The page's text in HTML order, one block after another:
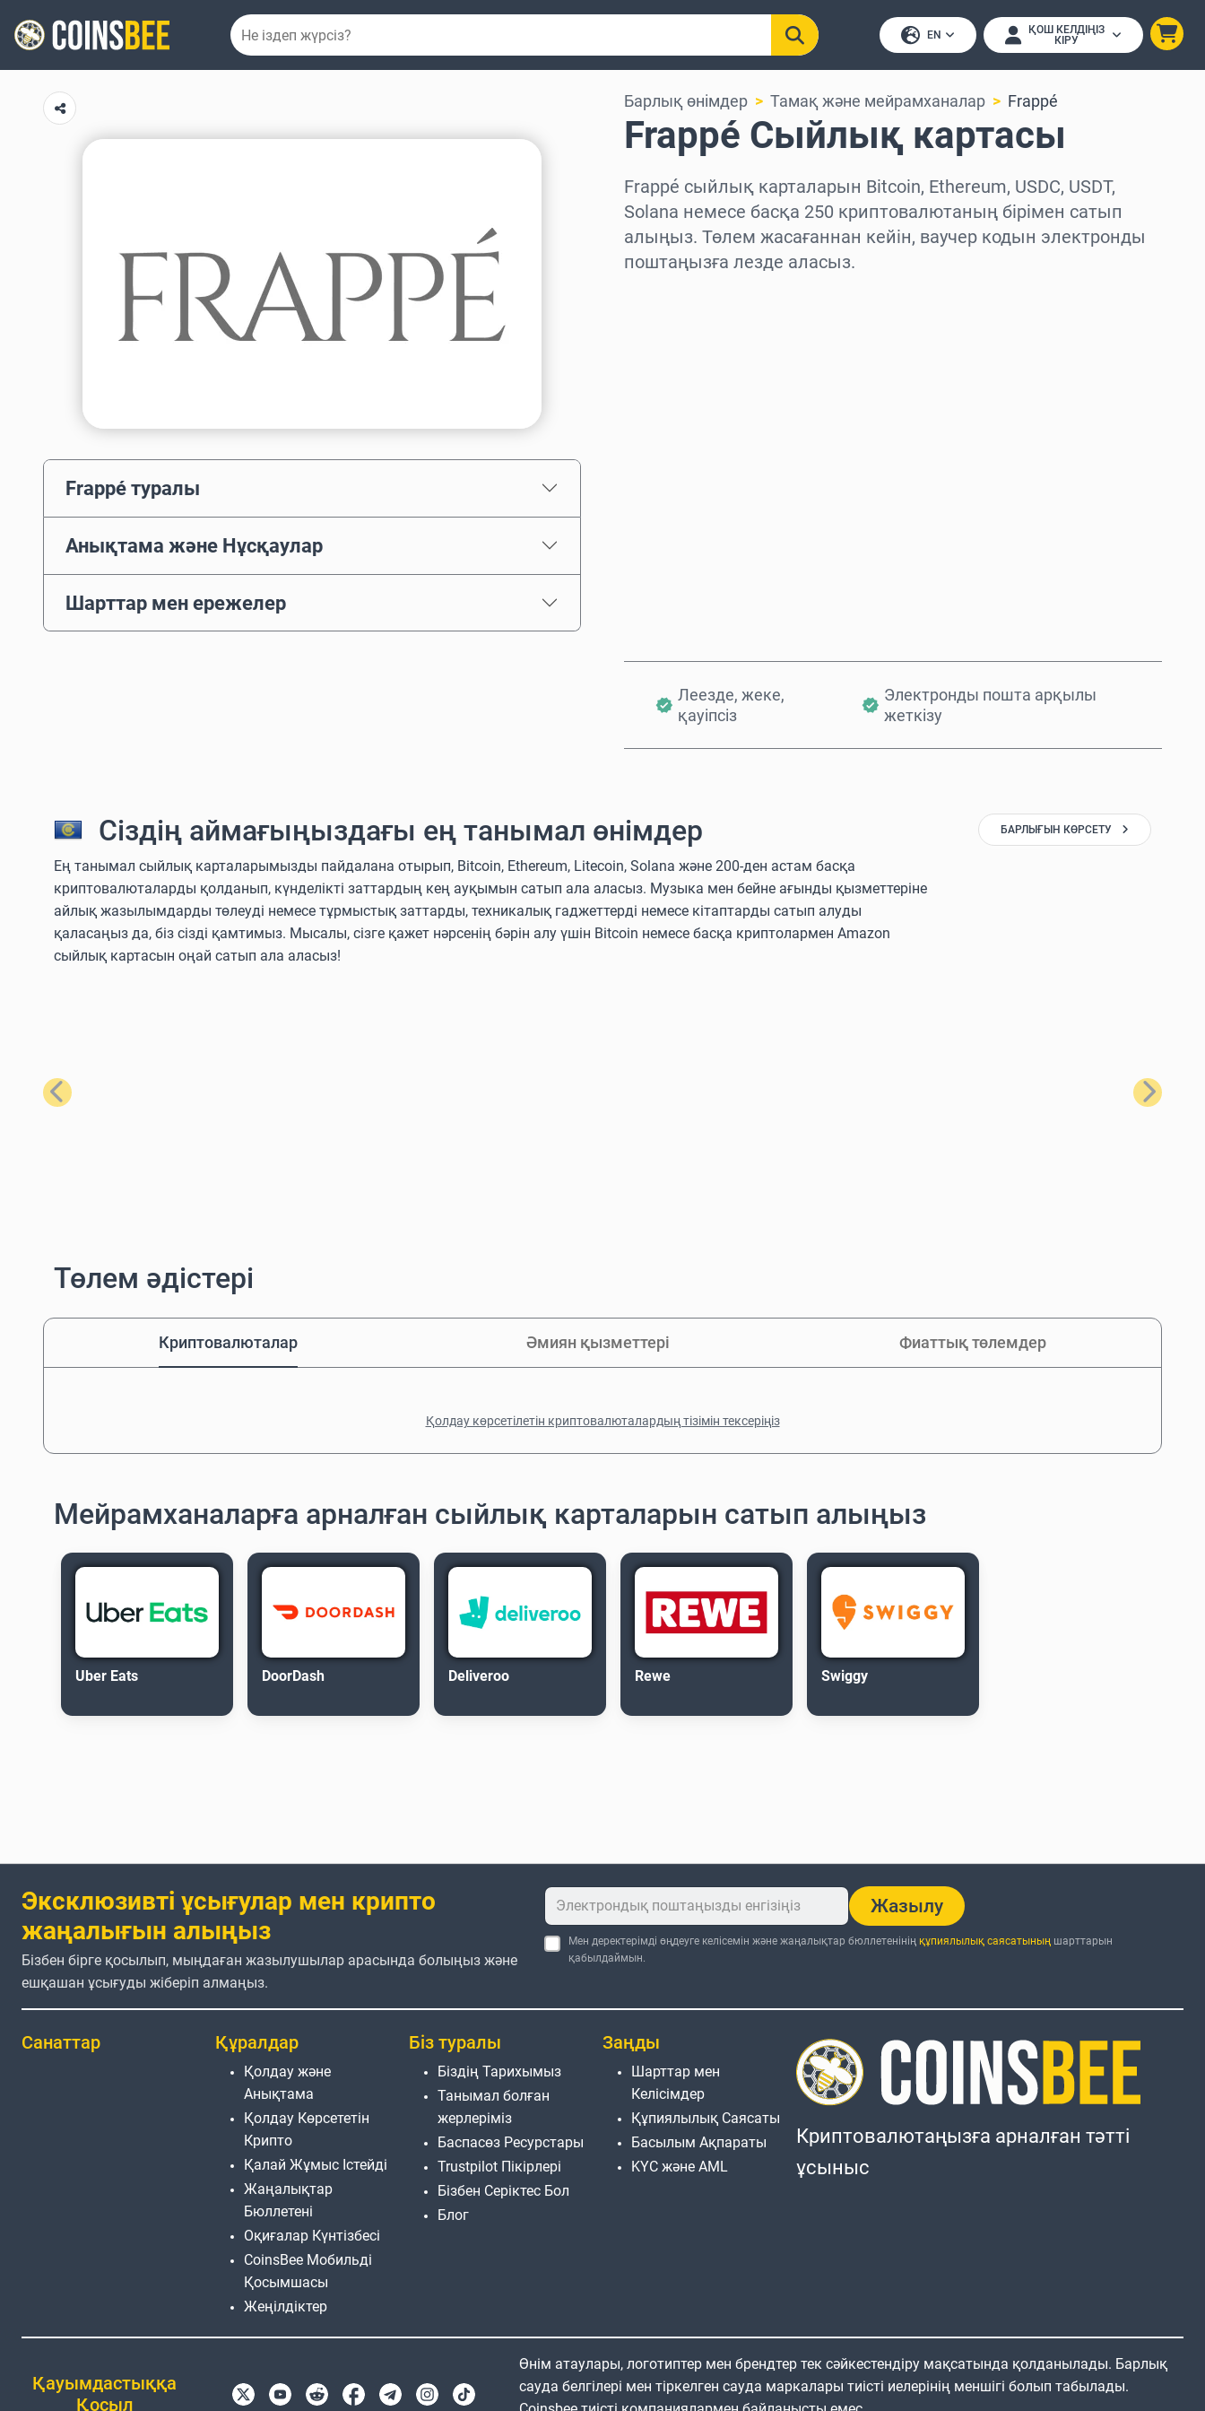
EN
ҚОШ КЕЛДІҢІЗ
КІРУ
Frappé туралы
Анықтама және Нұсқаулар
Шарттар мен ережелер
Барлық өнімдер Тамақ және мейрамханалар Frappé
Frappé Сыйлық картасы
Frappé сыйлық карталарын Bitcoin, Ethereum, USDC, USDT,
Solana немесе басқа 250 криптовалютаның бірімен сатып
алыңыз. Төлем жасағаннан кейін, ваучер кодын электронды
поштаңызға лезде аласыз.
Леезде, жеке,
қауіпсіз
Электронды пошта арқылы
жеткізу
Сіздің аймағыңыздағы ең танымал өнімдер
Ең танымал сыйлық карталарымызды пайдалана отырып, Bitcoin, Ethereum, Litecoin, Solana және 200-ден астам басқа
криптовалюталарды қолданып, күнделікті заттардың кең ауқымын сатып ала аласыз. Музыка мен бейне ағынды қызметтеріне
айлық жазылымдарды төлеуді немесе тұрмыстық заттарды, техникалық гаджеттерді немесе кітаптарды сатып алуды
қаласаңыз да, біз сізді қамтимыз. Мысалы, сізге қажет нәрсенің бәрін алу үшін Bitcoin немесе басқа криптолармен Amazon
сыйлық картасын оңай сатып ала аласыз!
БАРЛЫҒЫН КӨРСЕТУ
Алдыңғы Келесі
Төлем әдістері
Криптовалюталар Әмиян қызметтері Фиаттық төлемдер
Қолдау көрсетілетін криптовалюталардың тізімін тексеріңіз
Мейрамханаларға арналған сыйлық карталарын сатып алыңыз
Uber Eats DoorDash Deliveroo Rewe Swiggy
Эксклюзивті ұсығулар мен крипто
жаңалығын алыңыз
Бізбен бірге қосылып, мыңдаған жазылушылар арасында болыңыз және
ешқашан ұсығуды жіберіп алмаңыз.
Жазылу
Мен деректерімді өңдеуге келісемін және жаңалықтар бюллетенінің құпиялылық саясатыныңшарттарын
қабылдаймын.
Санаттар Құралдар
Қолдау және
Анықтама
Қолдау Көрсететін
Крипто
Қалай Жұмыс Істейді
Жаңалықтар
Бюллетені
Оқиғалар Күнтізбесі
CoinsBee Мобильді
Қосымшасы
Жеңілдіктер
Біз туралы
Біздің Тарихымыз
Танымал болған
жерлеріміз
Баспасөз Ресурстары
Trustpilot Пікірлері
Бізбен Серіктес Бол
Блог
Заңды
Шарттар мен
Келісімдер
Құпиялылық Саясаты
Басылым Ақпараты
KYC және AML
Криптовалютаңызға арналған тәтті
ұсыныс
Қауымдастыққа
Қосыл
Өнім атаулары, логотиптер мен брендтер тек сәйкестендіру мақсатында қолданылады. Барлық
сауда белгілері мен тіркелген сауда маркалары тиісті иелерінің меншігі болып табылады.